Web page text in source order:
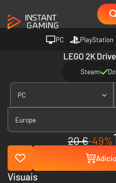
PC PlayStation
LEGO 2K
Steam
PC
Europe
20 €-49%
Visuais